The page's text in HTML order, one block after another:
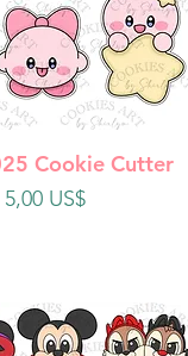
rápida
Cookie Cutter
Precio
5,00 US$